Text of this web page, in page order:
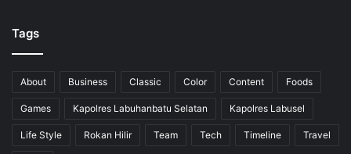
Tags
About Business Classic Color Content Foods
Games Kapolres Labuhanbatu Selatan Kapolres Labusel
Life Style Rokan Hilir Team Tech Timeline Travel